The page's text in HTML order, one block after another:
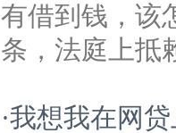
有借到钱，该
条，法庭上抵
·我想我在网